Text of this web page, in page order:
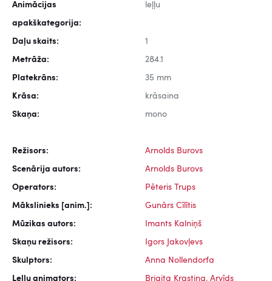
Animācijas
apakškategorija:
leļļu
Daļu skaits: 1
Metrāža: 284.1
Platekrāns: 35 mm
Krāsa: krāsaina
Skaņa: mono
Režisors: Arnolds Burovs
Scenārija autors: Arnolds Burovs
Operators: Pēteris Trups
Mākslinieks [anim.]: Gunārs Cīlītis
Mūzikas autors: Imants Kalniņš
Skaņu režisors: Igors Jakovļevs
Skulptors: Anna Nollendorfa
Leļļu animators: Brigita Krastiņa, Arvīds